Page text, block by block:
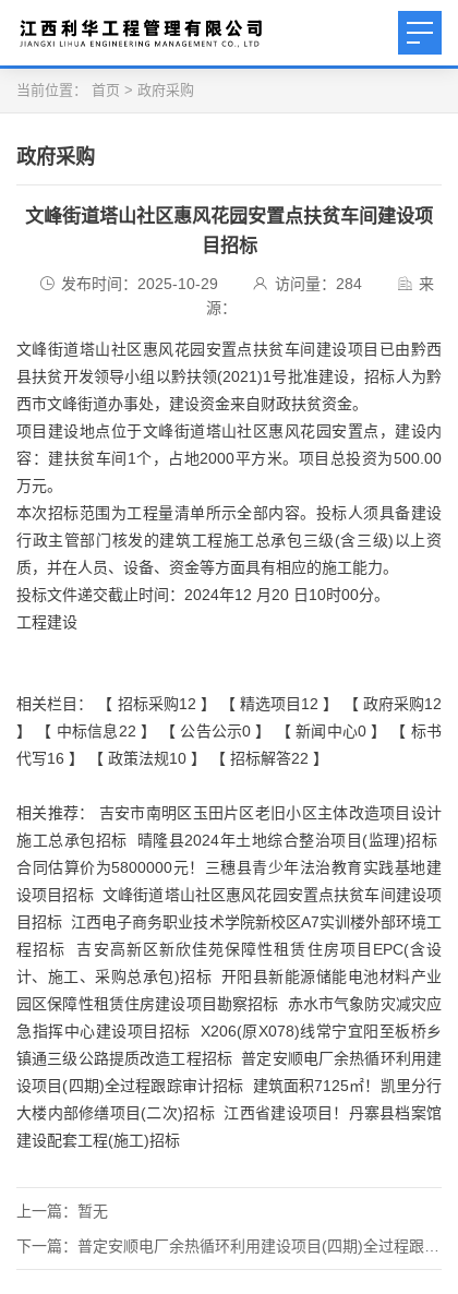
当前位置： 首页 > 政府采购
政府采购
文峰街道塔山社区惠风花园安置点扶贫车间建设项
目招标
发布时间：2025-10-29 访问量： 284
来
源：
文峰街道塔山社区惠风花园安置点扶贫车间建设项目已由黔西
县扶贫开发领导小组以黔扶领(2021)1号批准建设，招标人为黔
西市文峰街道办事处，建设资金来自财政扶贫资金。
项目建设地点位于文峰街道塔山社区惠风花园安置点，建设内
容：建扶贫车间1个，占地2000平方米。项目总投资为500.00
万元。
本次招标范围为工程量清单所示全部内容。投标人须具备建设
行政主管部门核发的建筑工程施工总承包三级(含三级)以上资
质，并在人员、设备、资金等方面具有相应的施工能力。
投标文件递交截止时间：2024年12 月20 日10时00分。
工程建设
相关栏目： 【 招标采购12 】 【 精选项目12】 【政府采购12
】 【 中标信息22 】 【 公告公示0】 【新闻中心0】 【 标书
代写16 】 【 政策法规10 】 【 招标解答22 】
相关推荐： 吉安市南明区玉田片区老旧小区主体改造项目设计
施工总承包招标
晴隆县2024年土地综合整治项目(监理)招标
合同估算价为5800000元！三穗县青少年法治教育实践基地建
设项目招标 文峰街道塔山社区惠风花园安置点扶贫车间建设项
目招标 江西电子商务职业技术学院新校区A7实训楼外部环境工
程招标
吉安高新区新欣佳苑保障性租赁住房项目EPC(含设
计、施工、采购总承包)招标 开阳县新能源储能电池材料产业
园区保障性租赁住房建设项目勘察招标 赤水市气象防灾减灾应
急指挥中心建设项目招标
X206(原X078)线常宁宜阳至板桥乡
镇通三级公路提质改造工程招标 普定安顺电厂余热循环利用建
设项目(四期)全过程跟踪审计招标
建筑面积7125㎡！凯里分行
大楼内部修缮项目(二次)招标 江西省建设项目！丹寨县档案馆
建设配套工程(施工)招标
上一篇： 暂无
下一篇： 普定安顺电厂余热循环利用建设项目(四期)全过程跟踪审计招标